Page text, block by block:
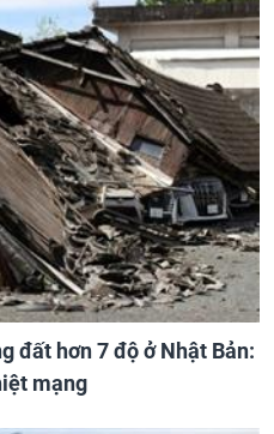
đất hơn 7 độ ở Nhật Bản:
mạng